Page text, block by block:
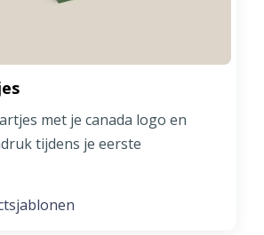
met je canada logo en
tijdens je eerste